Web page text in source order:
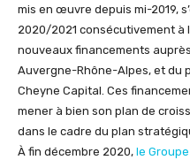
mis en œuvre depuis mi-2019,
2020/2021 consécutivement à
nouveaux financements
Auvergne-Rhône-Alpes, et du
Cheyne Capital. Ces
mener à bien son plan de
dans le cadre du plan
À fin décembre 2020, le